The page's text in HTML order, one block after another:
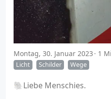
Montag, 30. Januar 2023 1
Licht
Schilder Wege
🐘Liebe Menschies.